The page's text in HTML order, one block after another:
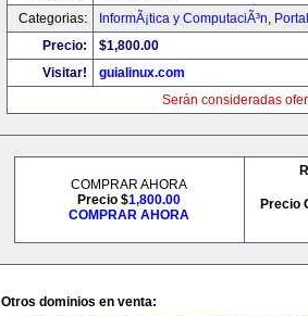
Categorias:
InformÃ¡tica y ComputaciÃ³n,
Precio:
$1,800.00
Visitar!
guialinux.com
Serán consideradas
COMPRAR AHORA
Precio $1,800.00
COMPRAR AHORA
Precio
Otros dominios en venta: